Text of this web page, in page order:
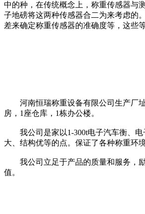
中的种，在传统概念上，称重传感器与
子地磅将这两种传感器合二为来考虑的
差来确定称重传感器的准确度等，这些
河南恒瑞称重设备有限公司生产厂址
房，1座仓库，1栋办公楼。
我公司是家以1-300t电子汽车衡、电
大、结构优等的点。保证了各种称重环
我公司立足于产品的质量和服务，励
值。